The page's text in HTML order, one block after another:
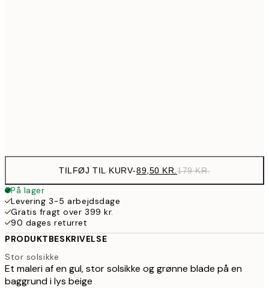
TILFØJ TIL KURV-89,50 KR.179 KR.
På lager
Levering 3-5 arbejdsdage
Gratis fragt over 399 kr.
90 dages returret
PRODUKTBESKRIVELSE
Stor solsikke
Et maleri af en gul, stor solsikke og grønne blade på en
baggrund i lys beige